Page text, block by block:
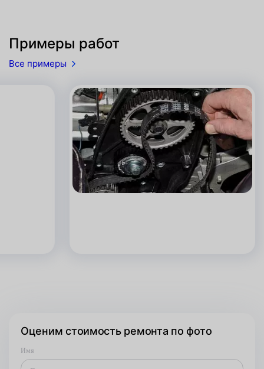
Примеры работ
Все примеры
Оценим стоимость ремонта по фото
Имя